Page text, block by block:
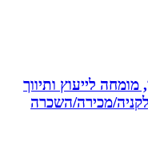
לייעוץ ותיווך
מכירה/השכרה